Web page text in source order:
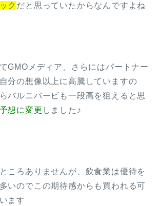
ク だと思っていたからなんですよね
GMOメディア、さらにはパートナー
分の想像以上に高騰していますの
バルニバービも一段高を狙えると思
想に変更 しました♪
ころありませんが、飲食業は優待を
いのでこの期待感からも買われる可
ます